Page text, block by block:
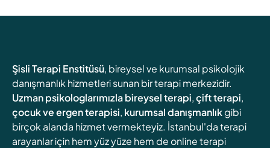
Şisli Terapi Enstitüsü, bireysel ve kurumsal psikolojik
danışmanlık hizmetleri sunan bir terapi merkezidir.
Uzman psikologlarımızlabireysel terapi,çift terapi,
çocuk ve ergen terapisi, kurumsal danışmanlıkgibi
birçok alanda hizmet vermekteyiz. İstanbul'da terapi
arayanlar için hem yüz yüze hem de online terapi